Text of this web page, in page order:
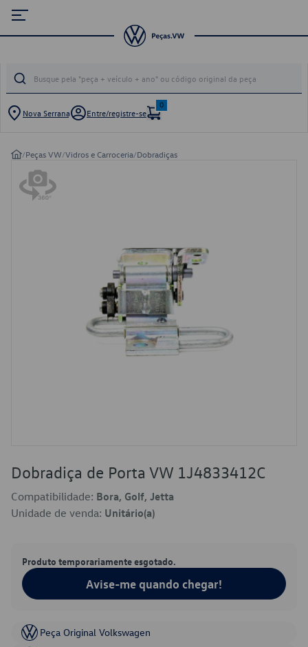
Nova Serrana Entre/registre-se
0
/Peças VW/Vidros e Carroceria/Dobradiças
Dobradiça de Porta VW 1J4833412C
Compatibilidade: Bora, Golf, Jetta
Unidade de venda: Unitário(a)
Produto temporariamente esgotado.
Avise-me quando chegar!
Peça Original Volkswagen